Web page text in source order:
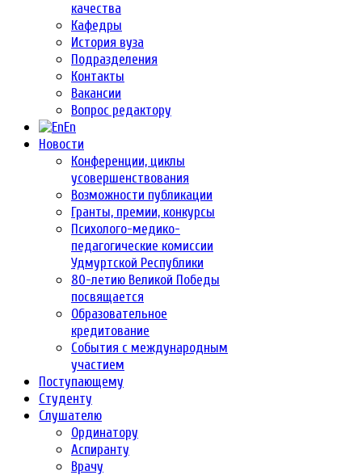
качества
Кафедры
История вуза
Подразделения
Контакты
Вакансии
Вопрос редактору
En
Новости
Конференции, циклы
усовершенствования
Возможности публикации
Гранты, премии, конкурсы
Психолого-медико-
педагогические комиссии
Удмуртской Республики
80-летию Великой Победы
посвящается
Образовательное
кредитование
События с международным
участием
Поступающему
Студенту
Слушателю
Ординатору
Аспиранту
Врачу